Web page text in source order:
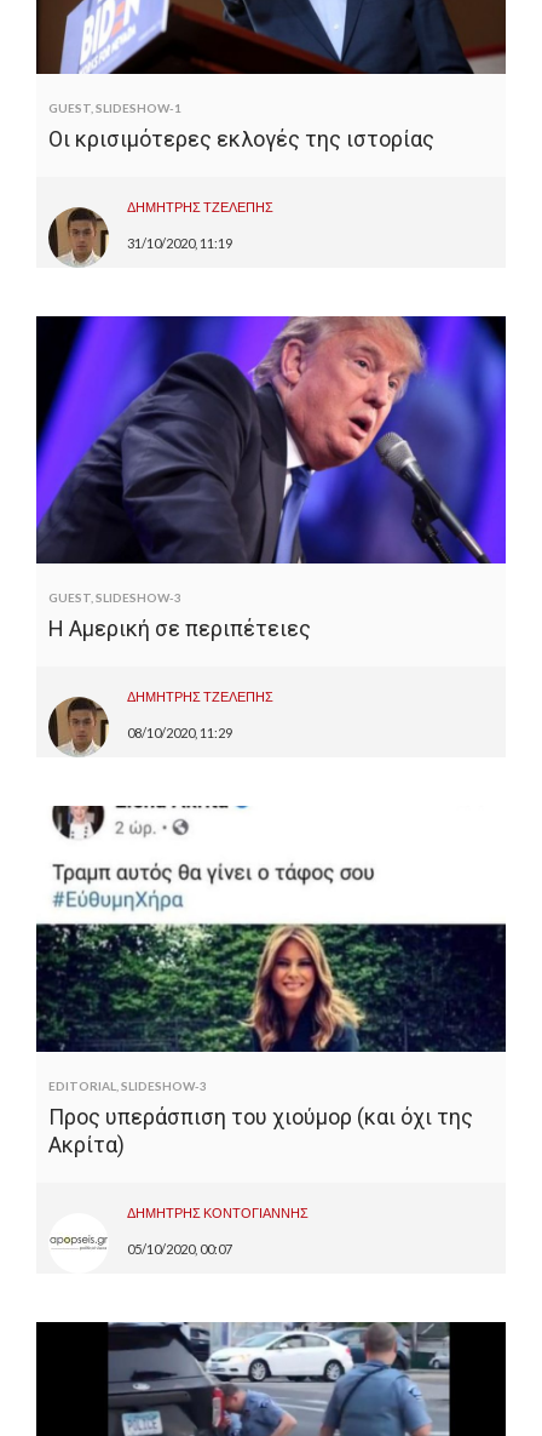
GUEST,SLIDESHOW-1
Οι κρισιμότερες εκλογές της ιστορίας
ΔΗΜΗΤΡΗΣ ΤΖΕΛΕΠΗΣ
31/10/2020, 11:19
GUEST SLIDESHOW-3
Η Αμερική σε περιπέτειες
ΔΗΜΗΤΡΗΣ ΤΖΕΛΕΠΗΣ
08/10/2020, 11:29
EDITORIAL SLIDESHOW-3
Προς υπεράσπιση του χιούμορ (και όχι της
Ακρίτα)
ΔΗΜΗΤΡΗΣ ΚΟΝΤΟΓΙΑΝΝΗΣ
05/10/2020, 00:07